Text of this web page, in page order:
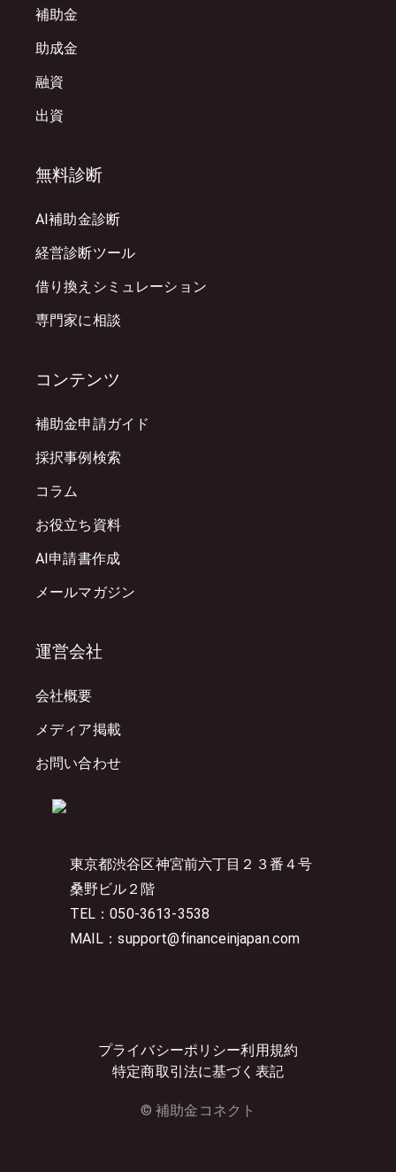
東京都渋谷区神宮前六丁目２３番４号
桑野ビル２階
TEL：050-3613-3538
MAIL：support@financeinjapan.com
プライバシーポリシー利用規約
特定商取引法に基づく表記
© 補助金コネクト
補助金
助成金
融資
出資
無料診断
AI補助金診断
経営診断ツール
借り換えシミュレーション
専門家に相談
コンテンツ
補助金申請ガイド
採択事例検索
コラム
お役立ち資料
AI申請書作成
メールマガジン
運営会社
会社概要
メディア掲載
お問い合わせ